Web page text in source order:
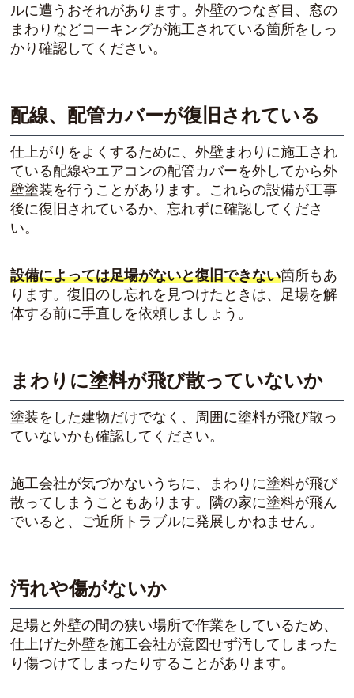
ルに遭うおそれがあります。外壁のつなぎ目、窓の
まわりなどコーキングが施工されている箇所をしっ
かり確認してください。
配線、配管カバーが復旧されている
仕上がりをよくするために、外壁まわりに施工され
ている配線やエアコンの配管カバーを外してから外
壁塗装を行うことがあります。これらの設備が工事
後に復旧されているか、忘れずに確認してくださ
い。
設備によっては足場がないと復旧できない箇所もあ
ります。復旧のし忘れを見つけたときは、足場を解
体する前に手直しを依頼しましょう。
まわりに塗料が飛び散っていないか
塗装をした建物だけでなく、周囲に塗料が飛び散っ
ていないかも確認してください。
施工会社が気づかないうちに、まわりに塗料が飛び
散ってしまうこともあります。隣の家に塗料が飛ん
でいると、ご近所トラブルに発展しかねません。
汚れや傷がないか
足場と外壁の間の狭い場所で作業をしているため、
仕上げた外壁を施工会社が意図せず汚してしまった
り傷つけてしまったりすることがあります。